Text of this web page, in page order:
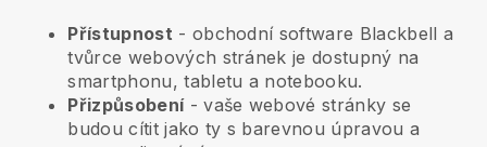
Přístupnost - obchodní software Blackbell a
tvůrce webových stránek je dostupný na
smartphonu, tabletu a notebooku.
Přizpůsobení- vaše webové stránky se
budou cítit jako ty s barevnou úpravou a